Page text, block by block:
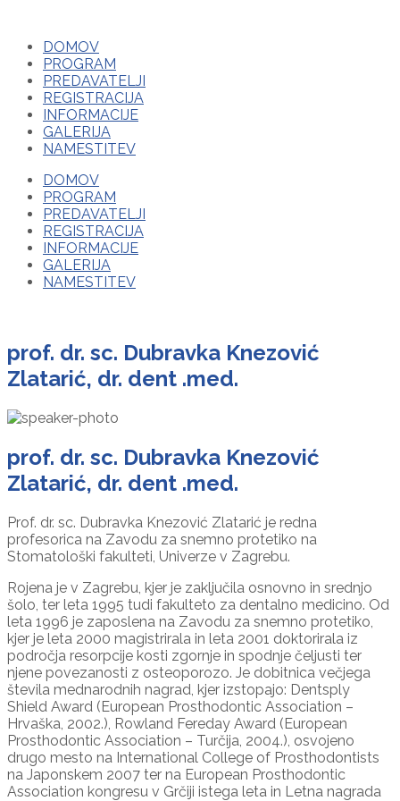
DOMOV
PROGRAM
PREDAVATELJI
REGISTRACIJA
INFORMACIJE
GALERIJA
NAMESTITEV
DOMOV
PROGRAM
PREDAVATELJI
REGISTRACIJA
INFORMACIJE
GALERIJA
NAMESTITEV
prof. dr. sc. Dubravka Knezović
Zlatarić, dr. dent .med.
prof. dr. sc. Dubravka Knezović
Zlatarić, dr. dent .med.
Prof. dr. sc. Dubravka Knezović Zlatarić je redna
profesorica na Zavodu za snemno protetiko na
Stomatološki fakulteti, Univerze v Zagrebu.
Rojena je v Zagrebu, kjer je zaključila osnovno in srednjo
šolo, ter leta 1995 tudi fakulteto za dentalno medicino. Od
leta 1996 je zaposlena na Zavodu za snemno protetiko,
kjer je leta 2000 magistrirala in leta 2001 doktorirala iz
področja resorpcije kosti zgornje in spodnje čeljusti ter
njene povezanosti z osteoporozo. Je dobitnica večjega
števila mednarodnih nagrad, kjer izstopajo: Dentsply
Shield Award (European Prosthodontic Association –
Hrvaška, 2002.), Rowland Fereday Award (European
Prosthodontic Association – Turčija, 2004.), osvojeno
drugo mesto na International College of Prosthodontists
na Japonskem 2007 ter na European Prosthodontic
Association kongresu v Grčiji istega leta in Letna nagrada